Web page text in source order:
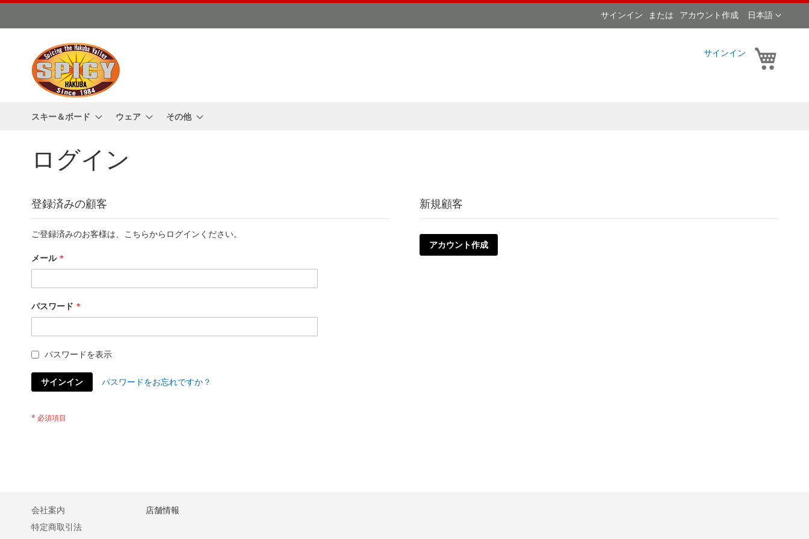
ン
ツ
に
ス
プ
言
語
日本語
サインイン アカウント作成
サインイン
スキー＆ボード ウェア その他
ログイン
登録済みの顧客
ご登録済みのお客様は、こちらからログインください。
メール
パスワード
パスワードを表示
サインイン パスワードをお忘れですか？
新規顧客
アカウント作成
会社案内
特定商取引法
店舗情報